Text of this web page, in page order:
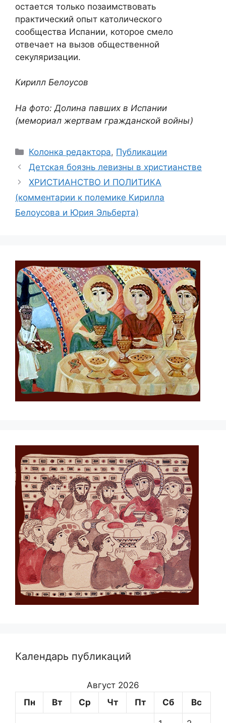
остается только позаимствовать
практический опыт католического
сообщества Испании, которое смело
отвечает на вызов общественной
секуляризации.
Кирилл Белоусов
На фото: Долина павших в Испании
(мемориал жертвам гражданской войны)
Рубрики
Колонка редактора, Публикации
Детская боязнь левизны в христианстве
ХРИСТИАНСТВО И ПОЛИТИКА
(комментарии к полемике Кирилла
Белоусова и Юрия Эльберта)
Календарь публикаций
Август 2026
Пн
Вт Ср Чт Пт Сб Вс